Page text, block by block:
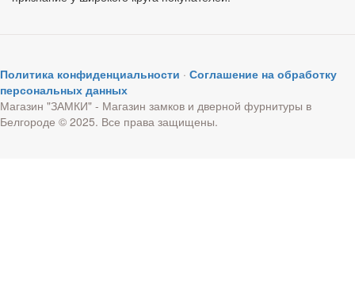
Политика конфиденциальности · Соглашение на обработку
персональных данных
Магазин "ЗАМКИ" - Магазин замков и дверной фурнитуры в
Белгороде © 2025. Все права защищены.